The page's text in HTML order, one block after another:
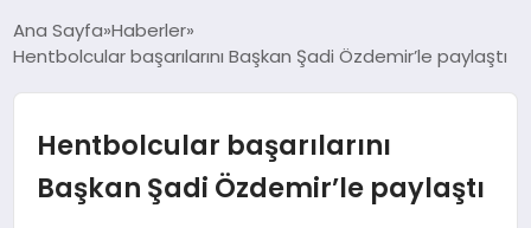
GÜNDEM
DÜNYA
Ana Sayfa Haberler
Hentbolcular başarılarını Başkan Şadi Özdemir’le paylaştı
Hentbolcular başarılarını
Başkan Şadi Özdemir’le paylaştı